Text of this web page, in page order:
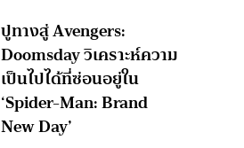
ปูทางสู่ Avengers:
Doomsday วิเคราะห์ความ
เป็นไปได้ที่ซ่อนอยู่ใน
‘Spider-Man: Brand
New Day’